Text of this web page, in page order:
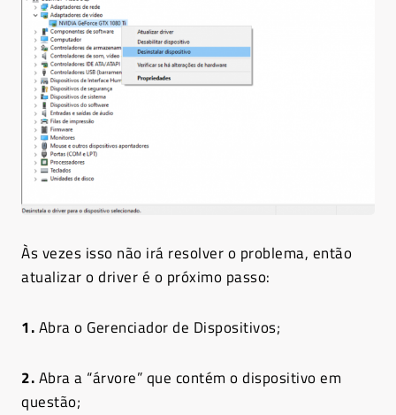
Às vezes isso não irá resolver o problema, então
atualizar o driver é o próximo passo:
1.Abra o Gerenciador de Dispositivos;
2.Abra a “árvore” que contém o dispositivo em
questão;